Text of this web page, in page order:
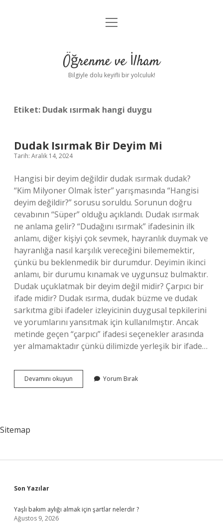
Anasayfa
Yasal Uyarı
menüyü
Öğrenme ve İlham
Bilgiyle dolu keyifli bir yolculuk!
Etiket: Dudak ısırmak hangi duygu
Dudak Isırmak Bir Deyim Mi
Tarih: Aralık 14, 2024
Hangisi bir deyim değildir dudak ısırmak dudak?
“Kim Milyoner Olmak İster” yarışmasında “Hangisi
deyim değildir?” sorusu soruldu. Sorunun doğru
cevabının “Süper” olduğu açıklandı. Dudak ısırmak
ne anlama gelir? “Dudağını ısırmak” ifadesinin ilk
anlamı, diğer kişiyi çok sevmek, hayranlık duymak ve
hayranlığa nasıl karşılık vereceğini bilememektir,
çünkü bu beklenmedik bir durumdur. Deyimin ikinci
anlamı, bir durumu kınamak ve uygunsuz bulmaktır.
Dudak uçuklatmak bir deyim değil midir? Çarpıcı bir
ifade midir? Dudak ısırma, dudak büzme ve dudak
sarkıtma gibi ifadeler izleyicinin duygusal tepkilerini
ve yorumlarını yansıtmak için kullanılmıştır. Ancak
metinde geçen “çarpıcı” ifadesi seçenekler arasında
yer almamaktadır çünkü dilimizde yerleşik bir ifade…
Devamını okuyun
Isırmak
Yorum Bırak
Sitemap
Sidebar
Son Yazılar
Yaşlı bakım aylığı almak için şartlar nelerdir ?
Ağustos 9, 2026